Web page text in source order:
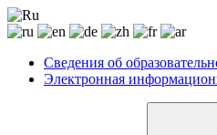
Сведения об
Электронная